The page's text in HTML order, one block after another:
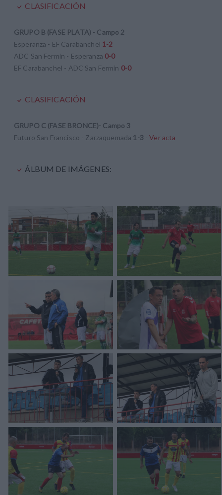
CLASIFICACIÓN
GRUPO B (FASE PLATA) - Campo 2
Esperanza - EF Carabanchel 1-2
ADC San Fermín - Esperanza 0-0
EF Carabanchel - ADC San Fermín 0-0
CLASIFICACIÓN
GRUPO C (FASE BRONCE)- Campo 3
Futuro San Francisco - Zarzaquemada 1-3 -Ver acta
ÁLBUM DE IMÁGENES: